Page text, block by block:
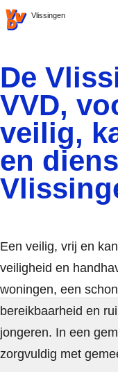
VVD.nlVlissingen
De
VVD,
veilig,
en
Een veilig, vrij en
veiligheid en
woningen, een
bereikbaarheid en
jongeren. In een
zorgvuldig met